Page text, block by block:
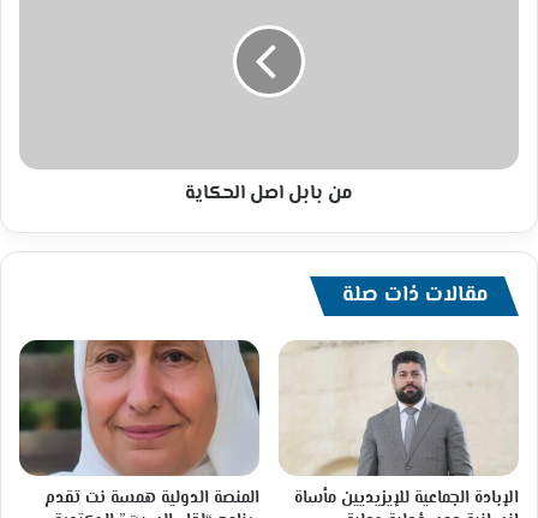
من بابل اصل الحكاية
مقالات ذات صلة
الإبادة الجماعية للإيزيديين مأساة
المنصة الدولية همسة نت تقدم